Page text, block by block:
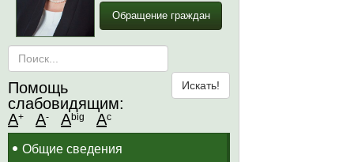
Обращение граждан
Помощь
слабовидящим:
A+ A- Abig Ac
Общие сведения